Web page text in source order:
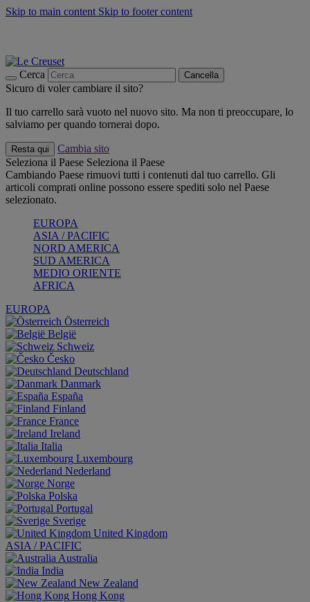
Skip to main content Skip to footer content
Cerca Cancella
Sicuro di voler cambiare il sito?
Il tuo carrello sarà vuoto nel nuovo sito. Ma non ti preoccupare, lo
salviamo per quando tornerai dopo.
Resta qui
Cambia sito
Seleziona il Paese Seleziona il Paese
Cambiando Paese rimuovi tutti i contenuti dal tuo carrello. Gli
articoli comprati online possono essere spediti solo nel Paese
selezionato.
EUROPA
ASIA / PACIFIC
NORD AMERICA
SUD AMERICA
MEDIO ORIENTE
AFRICA
EUROPA
Österreich
België
Schweiz
Česko
Deutschland
Danmark
España
Finland
France
Ireland
Italia
Luxembourg
Nederland
Norge
Polska
Portugal
Sverige
United Kingdom
ASIA / PACIFIC
Australia
India
New Zealand
Hong Kong